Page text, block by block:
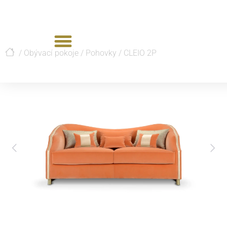
/ Obývací pokoje / Pohovky / CLEIO 2P